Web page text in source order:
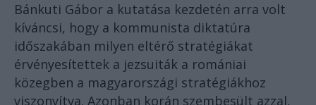
Bánkuti Gábor a kutatása kezdetén arra volt
kíváncsi, hogy a kommunista diktatúra
időszakában milyen eltérő stratégiákat
érvényesítettek a jezsuiták a romániai
közegben a magyarországi stratégiákhoz
viszonyítva. Azonban korán szembesült azzal,